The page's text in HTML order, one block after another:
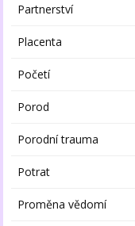
Partnerství
Placenta
Početí
Porod
Porodní trauma
Potrat
Proměna vědomí